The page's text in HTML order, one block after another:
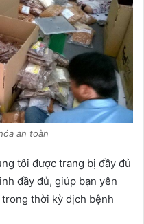
an toàn
tôi được trang bị đầy đủ
đầy đủ, giúp bạn yên
thời kỳ dịch bệnh